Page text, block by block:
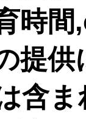
時
提
含